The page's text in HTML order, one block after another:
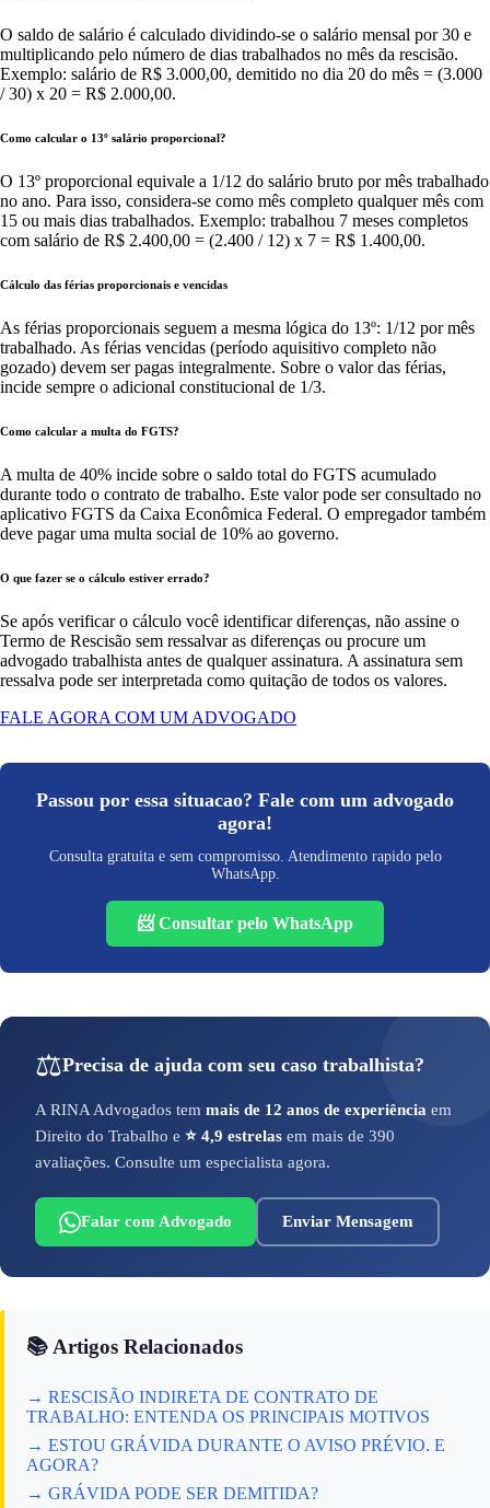
O saldo de salário é calculado dividindo-se o salário mensal por 30 e
multiplicando pelo número de dias trabalhados no mês da rescisão.
Exemplo: salário de R$ 3.000,00, demitido no dia 20 do mês = (3.000
/ 30) x 20 = R$ 2.000,00.
Como calcular o 13º salário proporcional?
O 13º proporcional equivale a 1/12 do salário bruto por mês trabalhado
no ano. Para isso, considera-se como mês completo qualquer mês com
15 ou mais dias trabalhados. Exemplo: trabalhou 7 meses completos
com salário de R$ 2.400,00 = (2.400 / 12) x 7 = R$ 1.400,00.
Cálculo das férias proporcionais e vencidas
As férias proporcionais seguem a mesma lógica do 13º: 1/12 por mês
trabalhado. As férias vencidas (período aquisitivo completo não
gozado) devem ser pagas integralmente. Sobre o valor das férias,
incide sempre o adicional constitucional de 1/3.
Como calcular a multa do FGTS?
A multa de 40% incide sobre o saldo total do FGTS acumulado
durante todo o contrato de trabalho. Este valor pode ser consultado no
aplicativo FGTS da Caixa Econômica Federal. O empregador também
deve pagar uma multa social de 10% ao governo.
O que fazer se o cálculo estiver errado?
Se após verificar o cálculo você identificar diferenças, não assine o
Termo de Rescisão sem ressalvar as diferenças ou procure um
advogado trabalhista antes de qualquer assinatura. A assinatura sem
ressalva pode ser interpretada como quitação de todos os valores.
FALE AGORA COM UM ADVOGADO
Passou por essa situacao? Fale com um advogado
agora!
Consulta gratuita e sem compromisso. Atendimento rapido pelo
WhatsApp.
📨 Consultar pelo WhatsApp
⚖️Precisa de ajuda com seu caso trabalhista?
A RINA Advogados tem mais de 12 anos de experiência em
Direito do Trabalho e ⭐ 4,9 estrelas em mais de 390
avaliações. Consulte um especialista agora.
Falar com Advogado Enviar Mensagem
📚 Artigos Relacionados
→ RESCISÃO INDIRETA DE CONTRATO DE
TRABALHO: ENTENDA OS PRINCIPAIS MOTIVOS
→ ESTOU GRÁVIDA DURANTE O AVISO PRÉVIO. E
AGORA?
→ GRÁVIDA PODE SER DEMITIDA?